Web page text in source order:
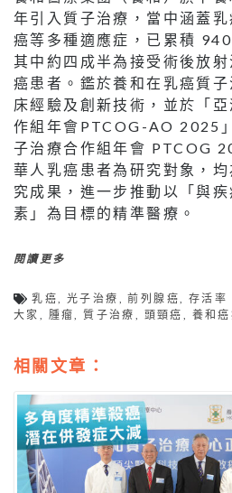
年引入質子治療，當中涵蓋
癌等多種適應症，已累積
其中約四成半為接受術後放
癌患者。鑑於養和在乳癌質
床經驗及創新技術，並於「
作組年會PTCOG-AO 2025
子治療合作組年會 PTCOG
華人乳癌患者為研究對象，
究成果，進一步推動以「與
素」為目標的精準醫療。
閱讀更多
乳癌,光子治療 ,前列腺癌, 存活
大家 , 腫瘤,質子治療 , 頭頸癌 , 養和
相關文章：